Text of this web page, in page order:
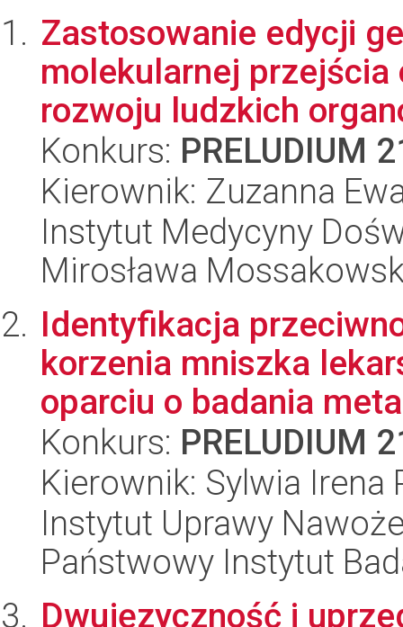
Zastosowanie edycji
molekularnej przejścia
rozwoju ludzkich
Konkurs: PRELUDIUM
Kierownik: Zuzanna
Instytut Medycyny
Mirosława
Identyfikacja
korzenia mniszka
oparciu o badania
Konkurs: PRELUDIUM
Kierownik: Sylwia Irena
Instytut Uprawy
Państwowy Instytut
Dwujęzyczność i